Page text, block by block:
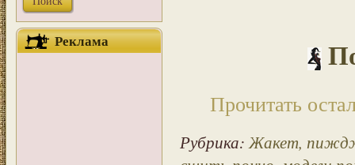
Реклама
Прочитать
Рубрика:Жакет,